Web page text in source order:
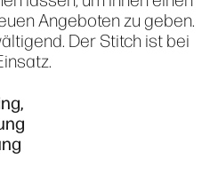
Angeboten zu geben.
Der Stitch ist bei